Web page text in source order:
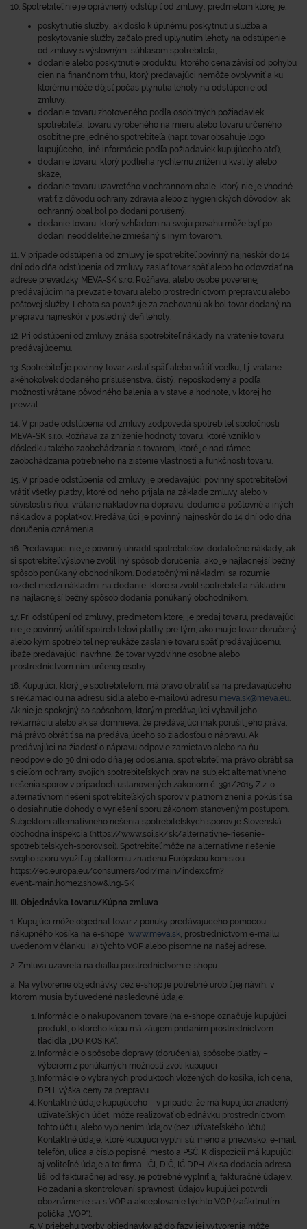
10. Spotrebiteľ nie je oprávnený odstúpiť od zmluvy, predmetom ktorej je:
poskytnutie služby, ak došlo k úplnému poskytnutiu služba a
poskytovanie služby začalo pred uplynutím lehoty na odstúpenie
od zmluvy s výslovným súhlasom spotrebiteľa,
dodanie alebo poskytnutie produktu, ktorého cena závisí od pohybu
cien na finančnom trhu, ktorý predávajúci nemôže ovplyvniť a ku
ktorému môže dôjsť počas plynutia lehoty na odstúpenie od
zmluvy,
dodanie tovaru zhotoveného podľa osobitných požiadaviek
spotrebiteľa, tovaru vyrobeného na mieru alebo tovaru určeného
osobitne pre jedného spotrebiteľa (napr. tovar obsahuje logo
kupujúceho, iné informácie podľa požiadaviek kupujúceho atď),
dodanie tovaru, ktorý podlieha rýchlemu zníženiu kvality alebo
skaze,
dodanie tovaru uzavretého v ochrannom obale, ktorý nie je vhodné
vrátiť z dôvodu ochrany zdravia alebo z hygienických dôvodov, ak
ochranný obal bol po dodaní porušený,
dodanie tovaru, ktorý vzhľadom na svoju povahu môže byť po
dodaní neoddeliteľne zmiešaný s iným tovarom.
11. V prípade odstúpenia od zmluvy je spotrebiteľ povinný najneskôr do 14
dní odo dňa odstúpenia od zmluvy zaslať tovar späť alebo ho odovzdať na
adrese prevádzky MEVA-SK s.r.o. Rožňava, alebo osobe poverenej
predávajúcim na prevzatie tovaru alebo prostredníctvom prepravcu alebo
poštovej služby. Lehota sa považuje za zachovanú ak bol tovar dodaný na
prepravu najneskôr v posledný deň lehoty.
12. Pri odstúpení od zmluvy znáša spotrebiteľ náklady na vrátenie tovaru
predávajúcemu.
13. Spotrebiteľ je povinný tovar zaslať späť alebo vrátiť vcelku, t.j. vrátane
akéhokoľvek dodaného príslušenstva, čistý, nepoškodený a podľa
možnosti vrátane pôvodného balenia a v stave a hodnote, v ktorej ho
prevzal.
14. V prípade odstúpenia od zmluvy zodpovedá spotrebiteľ spoločnosti
MEVA-SK s.r.o. Rožňava za zníženie hodnoty tovaru, ktoré vzniklo v
dôsledku takého zaobchádzania s tovarom, ktoré je nad rámec
zaobchádzania potrebného na zistenie vlastností a funkčnosti tovaru.
15. V prípade odstúpenia od zmluvy je predávajúci povinný spotrebiteľovi
vrátiť všetky platby, ktoré od neho prijala na základe zmluvy alebo v
súvislosti s ňou, vrátane nákladov na dopravu, dodanie a poštovné a iných
nákladov a poplatkov. Predávajúci je povinný najneskôr do 14 dní odo dňa
doručenia oznámenia.
16. Predávajúci nie je povinný uhradiť spotrebiteľovi dodatočné náklady, ak
si spotrebiteľ výslovne zvolil iný spôsob doručenia, ako je najlacnejší bežný
spôsob ponúkaný obchodníkom. Dodatočnými nákladmi sa rozumie
rozdiel medzi nákladmi na dodanie, ktoré si zvolil spotrebiteľ a nákladmi
na najlacnejší bežný spôsob dodania ponúkaný obchodníkom.
17. Pri odstúpení od zmluvy, predmetom ktorej je predaj tovaru, predávajúci
nie je povinný vrátiť spotrebiteľovi platby pre tým, ako mu je tovar doručený
alebo kým spotrebiteľ nepreukáže zaslanie tovaru späť predávajúcemu,
ibaže predávajúci navrhne, že tovar vyzdvihne osobne alebo
prostredníctvom ním určenej osoby.
18. Kupujúci, ktorý je spotrebiteľom, má právo obrátiť sa na predávajúceho
s reklamáciou na adresu sídla alebo e-mailovú adresu meva.sk@meva.eu.
Ak nie je spokojný so spôsobom, ktorým predávajúci vybavil jeho
reklamáciu alebo ak sa domnieva, že predávajúci inak porušil jeho práva,
má právo obrátiť sa na predávajúceho so žiadosťou o nápravu. Ak
predávajúci na žiadosť o nápravu odpovie zamietavo alebo na ňu
neodpovie do 30 dní odo dňa jej odoslania, spotrebiteľ má právo obrátiť sa
s cieľom ochrany svojich spotrebiteľských práv na subjekt alternatívneho
riešenia sporov v prípadoch ustanovených zákonom č. 391/2015 Z.z. o
alternatívnom riešení spotrebiteľských sporov v platnom znení a pokúsiť sa
o dosiahnutie dohody o vyriešení sporu zákonom stanoveným postupom.
Subjektom alternatívneho riešenia spotrebiteľských sporov je Slovenská
obchodná inšpekcia (https://www.soi.sk/sk/alternativne-riesenie-
spotrebitelskych-sporov.soi). Spotrebiteľ môže na alternatívne riešenie
svojho sporu využiť aj platformu zriadenú Európskou komisiou
https://ec.europa.eu/consumers/odr/main/index.cfm?
event=main.home2.show&lng=SK
III. Objednávka tovaru/Kúpna zmluva
1. Kupujúci môže objednať tovar z ponuky predávajúceho pomocou
nákupného košíka na e-shope www.meva.sk, prostredníctvom e-mailu
uvedenom v článku I a) týchto VOP alebo písomne na našej adrese.
2. Zmluva uzavretá na diaľku prostredníctvom e-shopu
a. Na vytvorenie objednávky cez e-shop je potrebné urobiť jej návrh, v
ktorom musia byť uvedené nasledovné údaje:
Informácie o nakupovanom tovare (na e-shope označuje kupujúci
produkt, o ktorého kúpu má záujem pridaním prostredníctvom
tlačidla „DO KOŠÍKA“.
Informácie o spôsobe dopravy (doručenia), spôsobe platby –
výberom z ponúkaných možností zvolí kupujúci
Informácie o vybraných produktoch vložených do košíka, ich cena,
DPH, výška ceny za prepravu
Kontaktné údaje kupujúceho – v prípade, že má kupujúci zriadený
užívateľských účet, môže realizovať objednávku prostredníctvom
tohto účtu, alebo vyplnením údajov (bez užívateľského účtu).
Kontaktné údaje, ktoré kupujúci vyplní sú: meno a priezvisko, e-mail,
telefón, ulica a číslo popisné, mesto a PSČ. K dispozícii má kupujúci
aj voliteľné údaje a to: firma, IČI, DIČ, IČ DPH. Ak sa dodacia adresa
líši od fakturačnej adresy, je potrebné vyplniť aj fakturačné údaje.v.
Po zadaní a skontrolovaní správnosti údajov kupujúci potvrdí
oboznámenie sa s VOP a akceptovanie týchto VOP (zaškrtnutím
políčka „VOP“).
V priebehu tvorby objednávky až do fázy jej vytvorenia môže